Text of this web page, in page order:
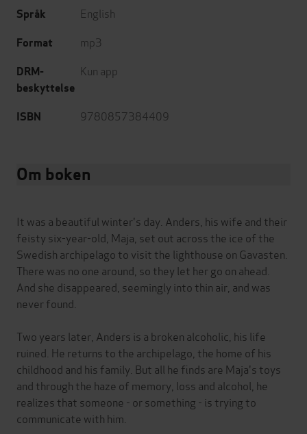
Språk English
Format mp3
DRM-
beskyttelse
Kun app
ISBN 9780857384409
Om boken
It was a beautiful winter's day. Anders, his wife and their
feisty six-year-old, Maja, set out across the ice of the
Swedish archipelago to visit the lighthouse on Gavasten.
There was no one around, so they let her go on ahead.
And she disappeared, seemingly into thin air, and was
never found.
Two years later, Anders is a broken alcoholic, his life
ruined. He returns to the archipelago, the home of his
childhood and his family. But all he finds are Maja's toys
and through the haze of memory, loss and alcohol, he
realizes that someone - or something - is trying to
communicate with him.